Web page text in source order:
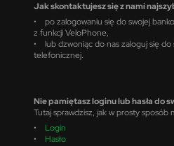
Jak skontaktujesz się z nami
• po zalogowaniu się do swojej
z funkcji VeloPhone,
• lub dzwoniąc do nas zaloguj się do
telefonicznej.
Nie pamiętasz loginu lub hasła do
Tutaj sprawdzisz, jak w prosty sposób
• Login
• Hasło